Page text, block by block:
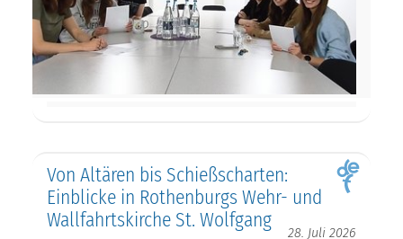
Von Altären bis Schießscharten:
Einblicke in Rothenburgs Wehr- und
Wallfahrtskirche St. Wolfgang
28. Juli 2026